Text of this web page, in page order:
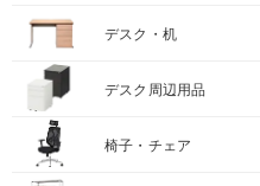
デスク・机
デスク周辺用品
椅子・チェア